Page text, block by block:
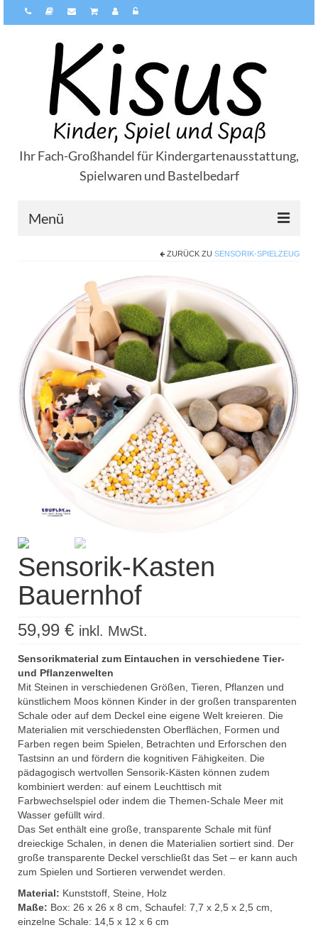
Ihr Fach-Großhandel für Kindergartenausstattung,
Spielwaren und Bastelbedarf
Menü
Zahlungsarten
Versandarten
Kisus Katalog anfordern
Newsletter
Kontakt
Log In / Mein Konto
Products
search
ZURÜCK ZU SENSORIK-SPIELZEUG
Sensorik-Kasten
Bauernhof
59,99 € inkl. MwSt.
Sensorikmaterial zum Eintauchen in verschiedene Tier-
und Pflanzenwelten
Mit Steinen in verschiedenen Größen, Tieren, Pflanzen und
künstlichem Moos können Kinder in der großen transparenten
Schale oder auf dem Deckel eine eigene Welt kreieren. Die
Materialien mit verschiedensten Oberflächen, Formen und
Farben regen beim Spielen, Betrachten und Erforschen den
Tastsinn an und fördern die kognitiven Fähigkeiten. Die
pädagogisch wertvollen Sensorik-Kästen können zudem
kombiniert werden: auf einem Leuchttisch mit
Farbwechselspiel oder indem die Themen-Schale Meer mit
Wasser gefüllt wird.
Das Set enthält eine große, transparente Schale mit fünf
dreieckige Schalen, in denen die Materialien sortiert sind. Der
große transparente Deckel verschließt das Set – er kann auch
zum Spielen und Sortieren verwendet werden.
Material: Kunststoff, Steine, Holz
Maße: Box: 26 x 26 x 8 cm, Schaufel: 7,7 x 2,5 x 2,5 cm,
einzelne Schale: 14,5 x 12 x 6 cm